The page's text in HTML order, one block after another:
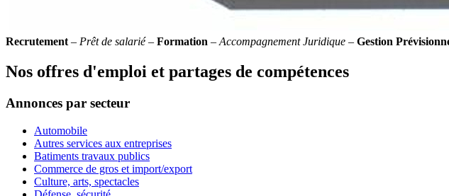
Recrutement – Prêt de salarié– Formation – Accompagnement Juridique – Gestion
Nos offres d'emploi et partages de compétences
Annonces par secteur
Automobile
Autres services aux entreprises
Batiments travaux publics
Commerce de gros et import/export
Culture, arts, spectacles